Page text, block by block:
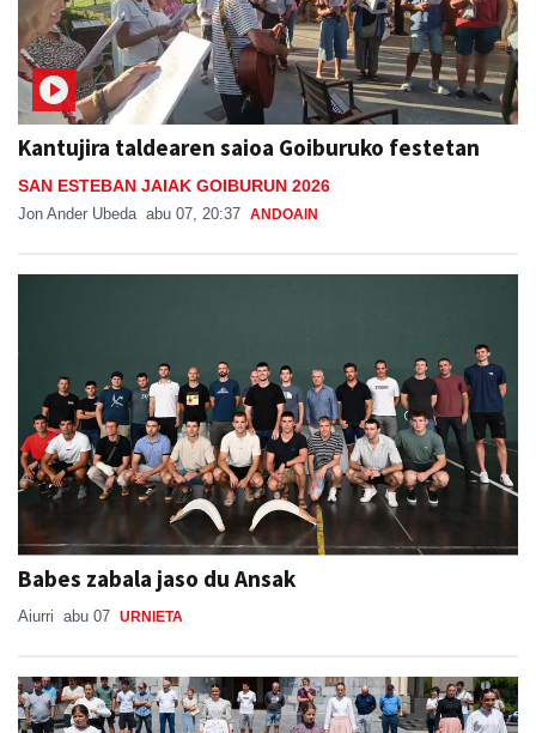
Kantujira taldearen saioa Goiburuko festetan
SAN ESTEBAN JAIAK GOIBURUN 2026
Jon Ander Ubeda abu 07, 20:37 ANDOAIN
Babes zabala jaso du Ansak
Aiurri abu 07 URNIETA